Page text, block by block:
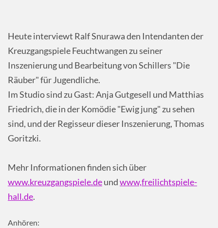
Heute interviewt Ralf Snurawa den Intendanten der
Kreuzgangspiele Feuchtwangen zu seiner
Inszenierung und Bearbeitung von Schillers "Die
Räuber" für Jugendliche.
Im Studio sind zu Gast: Anja Gutgesell und Matthias
Friedrich, die in der Komödie "Ewig jung" zu sehen
sind, und der Regisseur dieser Inszenierung, Thomas
Goritzki.
Mehr Informationen finden sich über
www.kreuzgangspiele.deundwww,freilichtspiele-
hall.de.
Anhören: